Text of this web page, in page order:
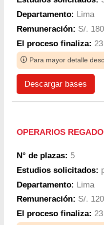
Departamento: Lima
Remuneración: S/.
El proceso finaliza:
Para mayor detalle
Descargar bases
OPERARIOS
N° de plazas: 5
Estudios solicitados:
Departamento: Lima
Remuneración: S/.
El proceso finaliza: